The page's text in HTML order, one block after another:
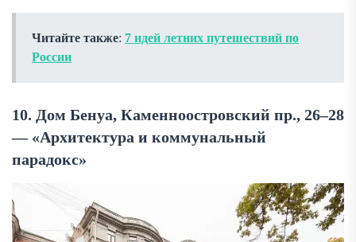
Читайте также: 7 идей летних путешествий по
России
10. Дом Бенуа, Каменноостровский пр., 26–28
— «Архитектура и коммунальный
парадокс»